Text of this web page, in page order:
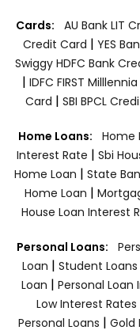
Cards: AU Bank LIT
Credit Card | YES
Swiggy HDFC Bank
| IDFC FIRST
Card | SBI BPCL
Home Loans: Home
Interest Rate | Sbi
Home Loan | State
Home Loan |
House Loan Interest
Personal Loans:
Loan | Student Loans
Loan | Personal Loan
Low Interest Rates
Personal Loans | Gold